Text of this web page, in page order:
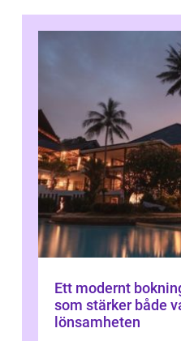
Ett modernt
som stärker både
lönsamheten